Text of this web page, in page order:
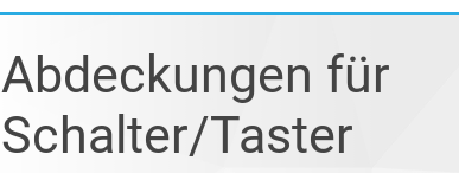
Abdeckungen für
Schalter/Taster